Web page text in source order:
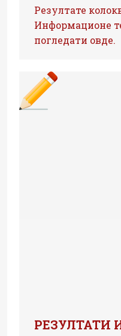
Резултате
Информационе
погледати овде.
РЕЗУЛТАТИ